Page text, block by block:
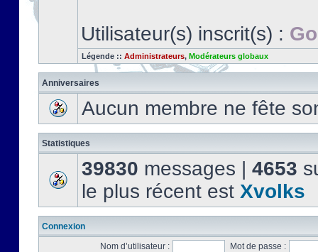
Utilisateur(s) inscrit(s) :
Légende :: Administrateurs, Modérateurs globaux
Anniversaires
Aucun membre ne fête
Statistiques
39830 messages | 4653
le plus récent est Xvolks
Connexion
Nom d’utilisateur :
Mot de passe :